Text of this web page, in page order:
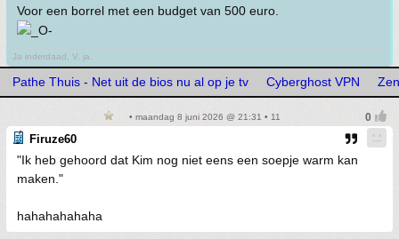
Voor een borrel met een budget van 500 euro.
Ja inderdaad, V. ja.
Pathe Thuis - Net uit de bios nu al op je tv Cyberghost VPN
• maandag 8 juni 2026 @ 21:31 • 11
Firuze60
"Ik heb gehoord dat Kim nog niet eens een soepje warm kan
maken."
hahahahahaha